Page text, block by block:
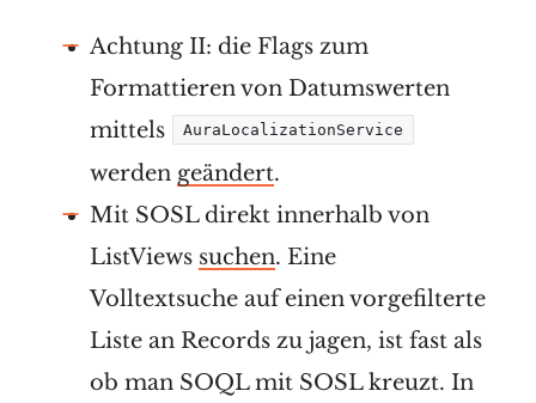
Achtung II: die Flags zum
Formattieren von Datumswerten
mittels
AuraLocalizationService
werden geändert.
Mit SOSL direkt innerhalb von
ListViews suchen. Eine
Volltextsuche auf einen vorgefilterte
Liste an Records zu jagen, ist fast als
ob man SOQL mit SOSL kreuzt. In